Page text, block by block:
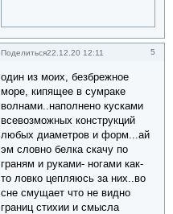
Поделиться 5
22.12.20 12:11
один из моих, безбрежное
море, кипящее в сумраке
волнами..наполнено кусками
всевозможных конструкций
любых диаметров и форм...ай
эм словно белка скачу по
граням и руками- ногами как-
то ловко цепляюсь за них..во
сне смущает что не видно
границ стихии и смысла